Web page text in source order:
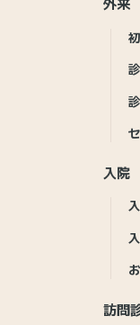
外来
入院
訪問